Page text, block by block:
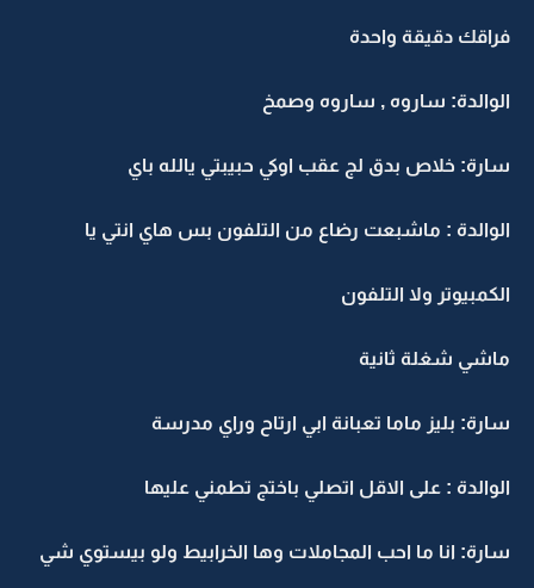
فراقك دقيقة واحدة
الوالدة: ساروه , ساروه وصمخ
سارة: خلاص بدق لج عقب اوكي حبيبتي يالله باي
الوالدة : ماشبعت رضاع من التلفون بس هاي انتي يا
الكمبيوتر ولا التلفون
ماشي شغلة ثانية
سارة: بليز ماما تعبانة ابي ارتاح وراي مدرسة
الوالدة : على الاقل اتصلي باختج تطمني عليها
سارة: انا ما احب المجاملات وها الخرابيط ولو بيستوي شي